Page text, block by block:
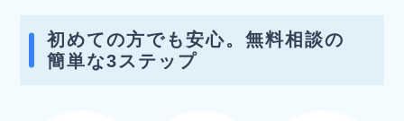
初めての方でも安心。無料相談の
簡単な3ステップ